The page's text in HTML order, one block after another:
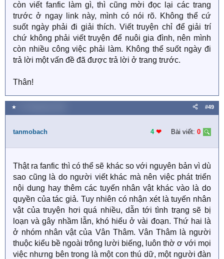
Việc các fan khác nói truyện bác vô lý thì cháu nghĩ
các bạn ý nghĩ như thế này.
Bác đã chỉ ra những điều vô lý trong truyện nguyên tác
nhưng cháu thấy có thể nói là "phi lý" thì đúng tính chất
hơn thì phải ạ.
Ngôn tình vốn là "phi lý", với những điều bác chỉ ra thật
Đối với hai khái niệm này thật ra rất khó nói.
giả thậm chí có thể tự biện giải cho truyện đọc giả sẽ
tiếp nhận một cách hiển nhiên; còn viết không tốt,
khoảng cách quá lớn sẽ khiến người khác khó tiếp thu
được và cảm thấy sự "vô lý".
Bác nói văn phong của má Quẫn hay là do một phần
của người edit, beta thì cháu không ủng hộ lắm vì cảm
giác như bác nói văn phong nguyên tác bên Trung bị
thay đổi rất nhiều nên đọc giả Việt mới thấy hay ạ.
còn viết fanfic làm gì, thì cũng mời đọc lại các trang
trước ở ngay link này, mình có nói rõ. Không thể cứ
suốt ngày phải đi giải thích. Viết truyện chỉ để giải trí
chứ không phải viết truyện để nuôi gia đình, nên mình
còn nhiều công việc phải làm. Không thể suốt ngày đi
trả lời một vấn đề đã được trả lời ở trang trước.
Thân!
★ #49
tanmobach 4 ❤︎ Bài viết: 0
Thật ra fanfic thì có thể sẽ khác so với nguyên bản vì dù
sao cũng là do người viết khác mà nên việc phát triển
nội dung hay thêm các tuyến nhân vật khác vào là do
quyền của tác giả. Tuy nhiên có nhận xét là tuyến nhân
vật của truyện hơi quá nhiều, dẫn tới tình trạng sẽ bị
loạn và gây nhầm lẫn, khó hiểu ở vài đoạn. Thứ hai là
ở nhóm nhân vật của Vân Thâm. Vân Thâm là người
thuộc kiểu bề ngoài trông lười biếng, luôn thờ ơ với mọi
việc nhưng bên trong là một con thú dữ, một người đàn